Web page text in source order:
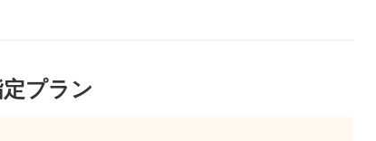
プラン